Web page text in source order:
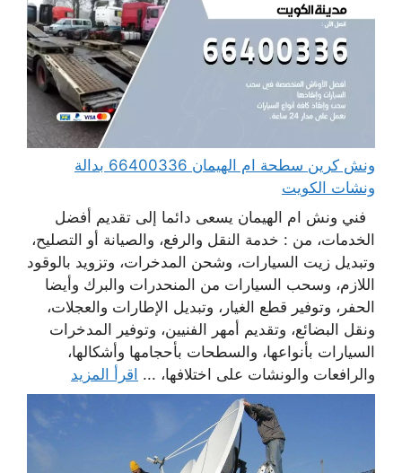
ونش كرين سطحة ام الهيمان 66400336 بدالة
ونشات الكويت
فني ونش ام الهيمان يسعى دائما إلى تقديم أفضل
الخدمات، من : خدمة النقل والرفع، والصيانة أو التصليح،
وتبديل زيت السيارات، وشحن المدخرات، وتزويد بالوقود
اللازم، وسحب السيارات من المنحدرات والبرك وأيضا
الحفر، وتوفير قطع الغيار، وتبديل الإطارات والعجلات،
ونقل البضائع، وتقديم أمهر الفنيين، وتوفير المدخرات
السيارات بأنواعها، والسطحات بأحجامها وأشكالها،
والرافعات والونشات على اختلافها، ... اقرأ المزيد